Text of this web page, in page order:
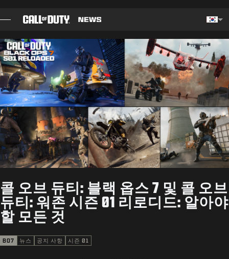
블로그
전략 가이드
패치 정보
게임
STORE
E스포츠
콜 오브 듀티: 블랙 옵스 7 및 콜 오브
듀티: 워존 시즌 01 리로디드: 알아야
할 모든 것
BO7 뉴스 공지 사항 시즌 01